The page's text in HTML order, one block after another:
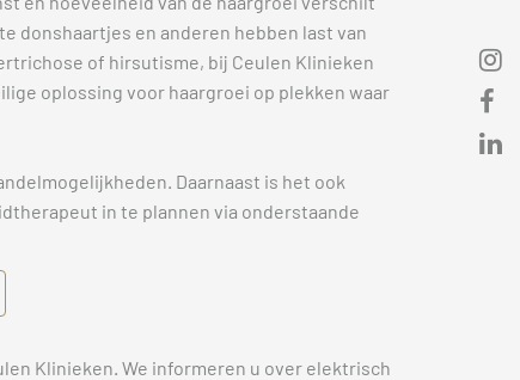
donshaartjes en anderen hebben last van
of hirsutisme, bij Ceulen Klinieken
oplossing voor haargroei op plekken waar
Daarnaast is het ook
in te plannen via onderstaande
Klinieken. We informeren u over elektrisch